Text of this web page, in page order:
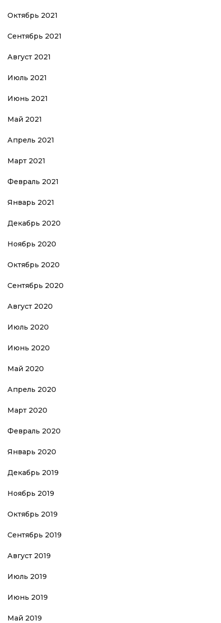
Октябрь 2021
Сентябрь 2021
Август 2021
Июль 2021
Июнь 2021
Май 2021
Апрель 2021
Март 2021
Февраль 2021
Январь 2021
Декабрь 2020
Ноябрь 2020
Октябрь 2020
Сентябрь 2020
Август 2020
Июль 2020
Июнь 2020
Май 2020
Апрель 2020
Март 2020
Февраль 2020
Январь 2020
Декабрь 2019
Ноябрь 2019
Октябрь 2019
Сентябрь 2019
Август 2019
Июль 2019
Июнь 2019
Май 2019